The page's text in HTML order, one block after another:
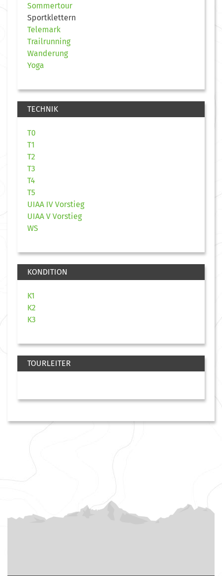
Sommertour
Sportklettern
Telemark
Trailrunning
Wanderung
Yoga
TECHNIK
T0
T1
T2
T3
T4
T5
UIAA IV Vorstieg
UIAA V Vorstieg
WS
KONDITION
K1
K2
K3
TOURLEITER